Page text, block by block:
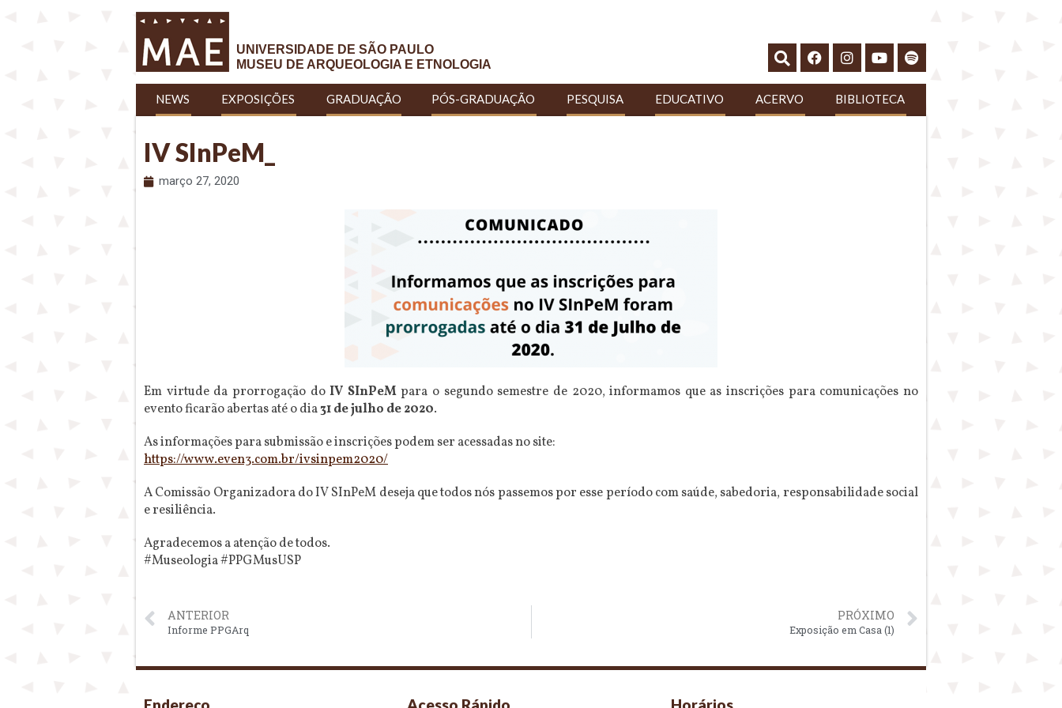
UNIVERSIDADE DE SÃO PAULO
MUSEU DE ARQUEOLOGIA E ETNOLOGIA
NEWS EXPOSIÇÕES GRADUAÇÃO PÓS-GRADUAÇÃO PESQUISA EDUCATIVO ACERVO BIBLIOTECA
IV SInPeM_
março 27, 2020
Em virtude da prorrogação doIV SInPeMpara o segundo semestre de 2020, informamos que as inscrições para comunicações no
evento ficarão abertas até o dia31 de julho de 2020.
As informações para submissão e inscrições podem ser acessadas no site:
https://www.even3.com.br/ivsinpem2020/
A Comissão Organizadora do IV SInPeM deseja que todos nós passemos por esse período com saúde, sabedoria, responsabilidade social
e resiliência.
Agradecemos a atenção de todos.
#Museologia #PPGMusUSP
ANTERIOR
Informe PPGArq
PRÓXIMO
Exposição em Casa (1)